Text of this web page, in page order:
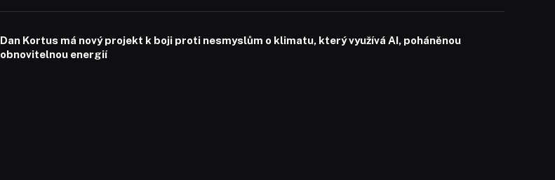
Dan Kortus má nový projekt k boji proti nesmyslům o klimatu, který využívá AI, poháněnou
obnovitelnou energií